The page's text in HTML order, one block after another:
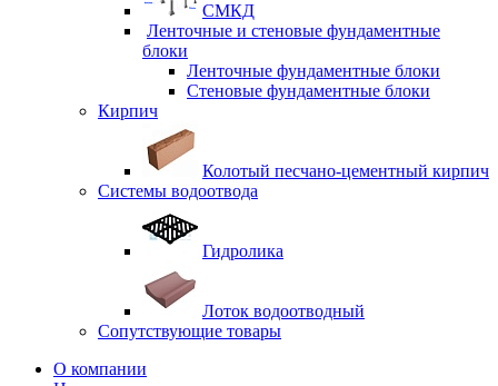
СМКД
Ленточные и стеновые фундаментные
блоки
Ленточные фундаментные блоки
Стеновые фундаментные блоки
Кирпич
Колотый песчано-цементный кирпич
Системы водоотвода
Гидролика
Лоток водоотводный
Сопутствующие товары
О компании